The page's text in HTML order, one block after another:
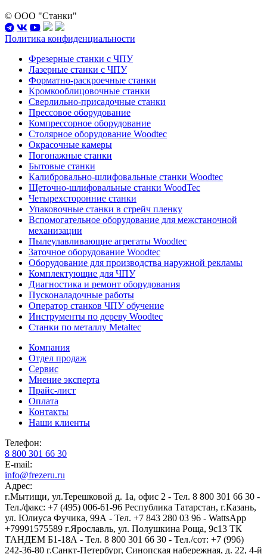
© ООО "Станки"
Политика конфиденциальности
Фрезерные станки с ЧПУ
Лазерные станки с ЧПУ
Форматно-раскроечные станки
Кромкооблицовочные станки
Сверлильно-присадочные станки
Прессовое оборудование
Компрессорное оборудование
Столярное оборудование Woodtec
Окрасочные камеры
Погонажные станки
Бытовые станки
Калибровально-шлифовальные станки Woodtec
Щеточно-шлифовальные станки WoodTec
Четырехсторонние станки
Упаковочные станки в стрейч пленку
Вспомогательное оборудование для межстаночной
механизации
Пылеулавливающие агрегаты Woodtec
Заточное оборудование Woodtec
Оборудование для производства наружной рекламы
Комплектующие для ЧПУ
Диагностика и ремонт оборудования
Пусконаладочные работы
Оператор станков ЧПУ обучение
Инструменты по дереву Woodtec
Станки по металлу Metaltec
Компания
Отдел продаж
Сервис
Мнение эксперта
Прайс-лист
Оплата
Контакты
Наши клиенты
Телефон:
8 800 301 66 30
E-mail:
info@frezeru.ru
Адрес:
г.Мытищи, ул.Терешковой д. 1а, офис 2 - Тел. 8 800 301 66 30 -
Тел./факс: +7 (495) 006-61-96 Республика Татарстан, г.Казань,
ул. Юлиуса Фучика, 99А - Тел. +7 843 280 03 96 - WattsApp
+79991575589 г.Ярославль, ул. Полушкина Роща, 9с13 ТК
ТАНДЕМ Б1-18А - Тел. 8 800 301 66 30 - Тел./сот: +7 (996)
242-36-80 г.Санкт-Петербург, Синопская набережная, д. 22, 4-й